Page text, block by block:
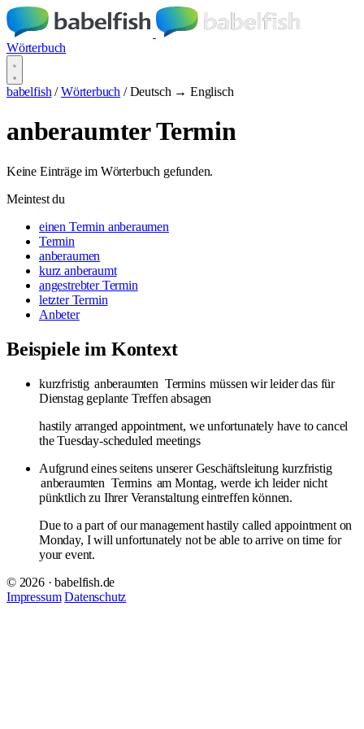
Wörterbuch
babelfish / Wörterbuch / Deutsch → Englisch
anberaumter Termin
Keine Einträge im Wörterbuch gefunden.
Meintest du
einen Termin anberaumen
Termin
anberaumen
kurz anberaumt
angestrebter Termin
letzter Termin
Anbeter
Beispiele im Kontext
kurzfristig anberaumten Termins müssen wir leider das für
Dienstag geplante Treffen absagen
hastily arranged appointment, we unfortunately have to cancel
the Tuesday-scheduled meetings
Aufgrund eines seitens unserer Geschäftsleitung kurzfristig
anberaumten Termins am Montag, werde ich leider nicht
pünktlich zu Ihrer Veranstaltung eintreffen können.
Due to a part of our management hastily called appointment on
Monday, I will unfortunately not be able to arrive on time for
your event.
© 2026 · babelfish.de
Impressum Datenschutz